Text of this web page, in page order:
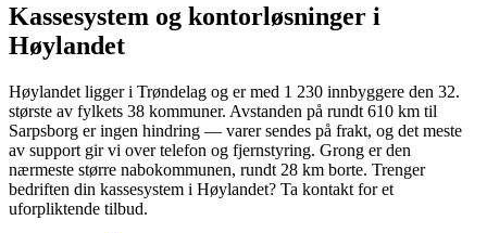
Kassesystem og kontorløsninger i
Høylandet
Høylandet ligger i Trøndelag og er med 1 230 innbyggere den 32.
største av fylkets 38 kommuner. Avstanden på rundt 610 km til
Sarpsborg er ingen hindring — varer sendes på frakt, og det meste
av support gir vi over telefon og fjernstyring. Grong er den
nærmeste større nabokommunen, rundt 28 km borte. Trenger
bedriften din kassesystem i Høylandet? Ta kontakt for et
uforpliktende tilbud.